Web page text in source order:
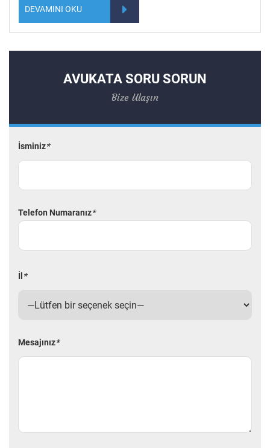
DEVAMINI OKU
AVUKATA SORU SORUN
Bize Ulaşın
İsminiz*
Telefon Numaranız*
İl *
Mesajınız*